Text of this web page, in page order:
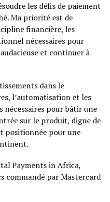
les défis de paiement
Ma priorité est de
financière, les
nécessaires pour
et continuer à
dans le
l’automatisation et les
nécessaires pour bâtir une
sur le produit, digne de
positionnée pour une
Payments in Africa,
commandé par Mastercard